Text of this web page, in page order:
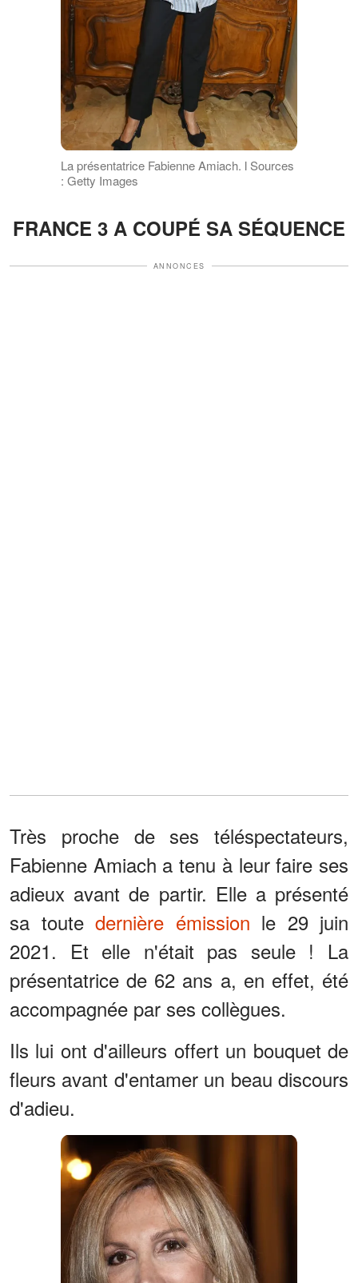
La présentatrice Fabienne Amiach. ӏ Sources
: Getty Images
FRANCE 3 A COUPÉ SA SÉQUENCE
ANNONCES
Très proche de ses téléspectateurs,
Fabienne Amiach a tenu à leur faire ses
adieux avant de partir. Elle a présenté
sa toute dernière émission le 29 juin
2021. Et elle n'était pas seule ! La
présentatrice de 62 ans a, en effet, été
accompagnée par ses collègues.
Ils lui ont d'ailleurs offert un bouquet de
fleurs avant d'entamer un beau discours
d'adieu.